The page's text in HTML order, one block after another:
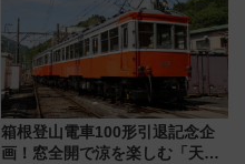
箱根登山電車100形引退記念企
画！窓全開で涼を楽しむ「天然